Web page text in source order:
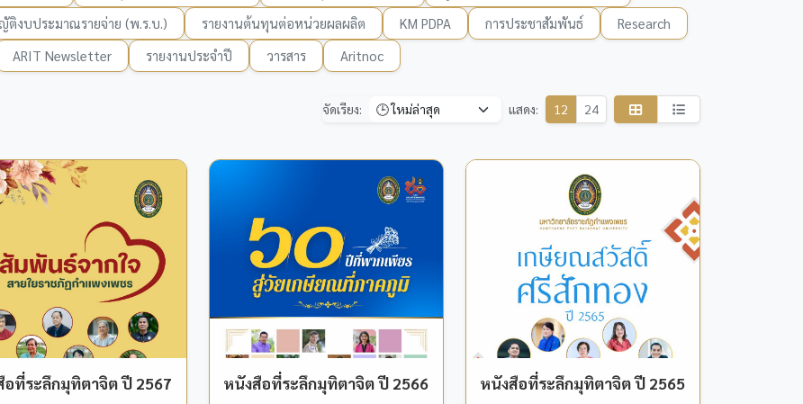
งบประมาณรายจ่าย (พ.ร.บ.) รายงานต้นทุนต่อหน่วยผลผลิต KM PDPA การประชาสัมพันธ์
Research
ARIT Newsletter
รายงานประจำปี วารสาร Aritnoc
จัดเรียง: แสดง: 12 24
อที่ระลึกมุทิตาจิต ปี 2567 หนังสือที่ระลึกมุทิตาจิต ปี 2566 หนังสือที่ระลึกมุทิตาจิต ปี 2565